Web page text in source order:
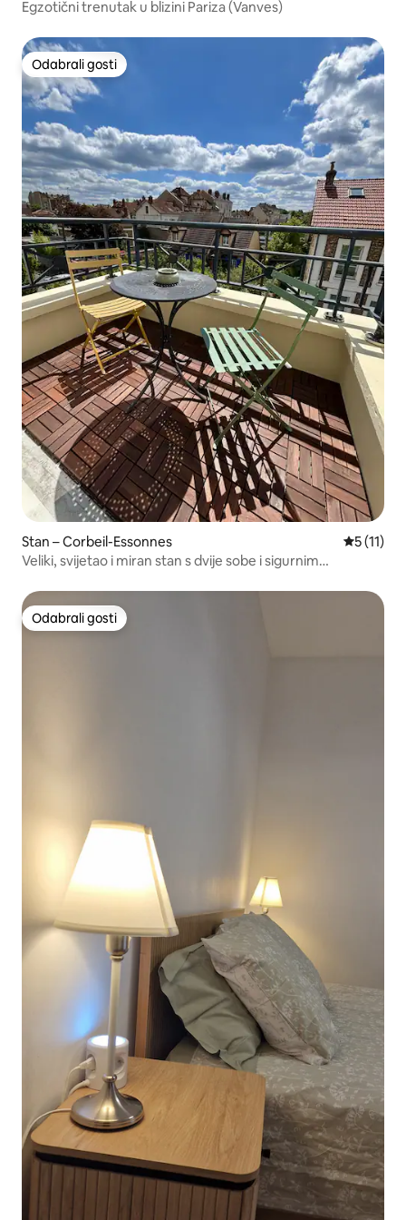
Egzotični trenutak u blizini Pariza (Vanves)
Odabrali gosti
Odabrali gosti
Stan – Corbeil-Essonnes
5 (11)
Veliki, svijetao i miran stan s dvije sobe i sigurnim
Odabrali gosti
Odabrali gosti